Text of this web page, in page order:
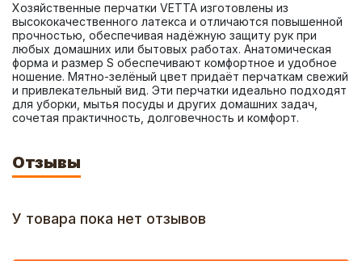
Хозяйственные перчатки VETTA изготовлены из
высококачественного латекса и отличаются повышенной
прочностью, обеспечивая надёжную защиту рук при
любых домашних или бытовых работах. Анатомическая
форма и размер S обеспечивают комфортное и удобное
ношение. Мятно-зелёный цвет придаёт перчаткам свежий
и привлекательный вид. Эти перчатки идеально подходят
для уборки, мытья посуды и других домашних задач,
сочетая практичность, долговечность и комфорт.
Отзывы
У товара пока нет отзывов